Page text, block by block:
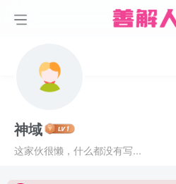
神域
这家伙很懒，什么都没有写...